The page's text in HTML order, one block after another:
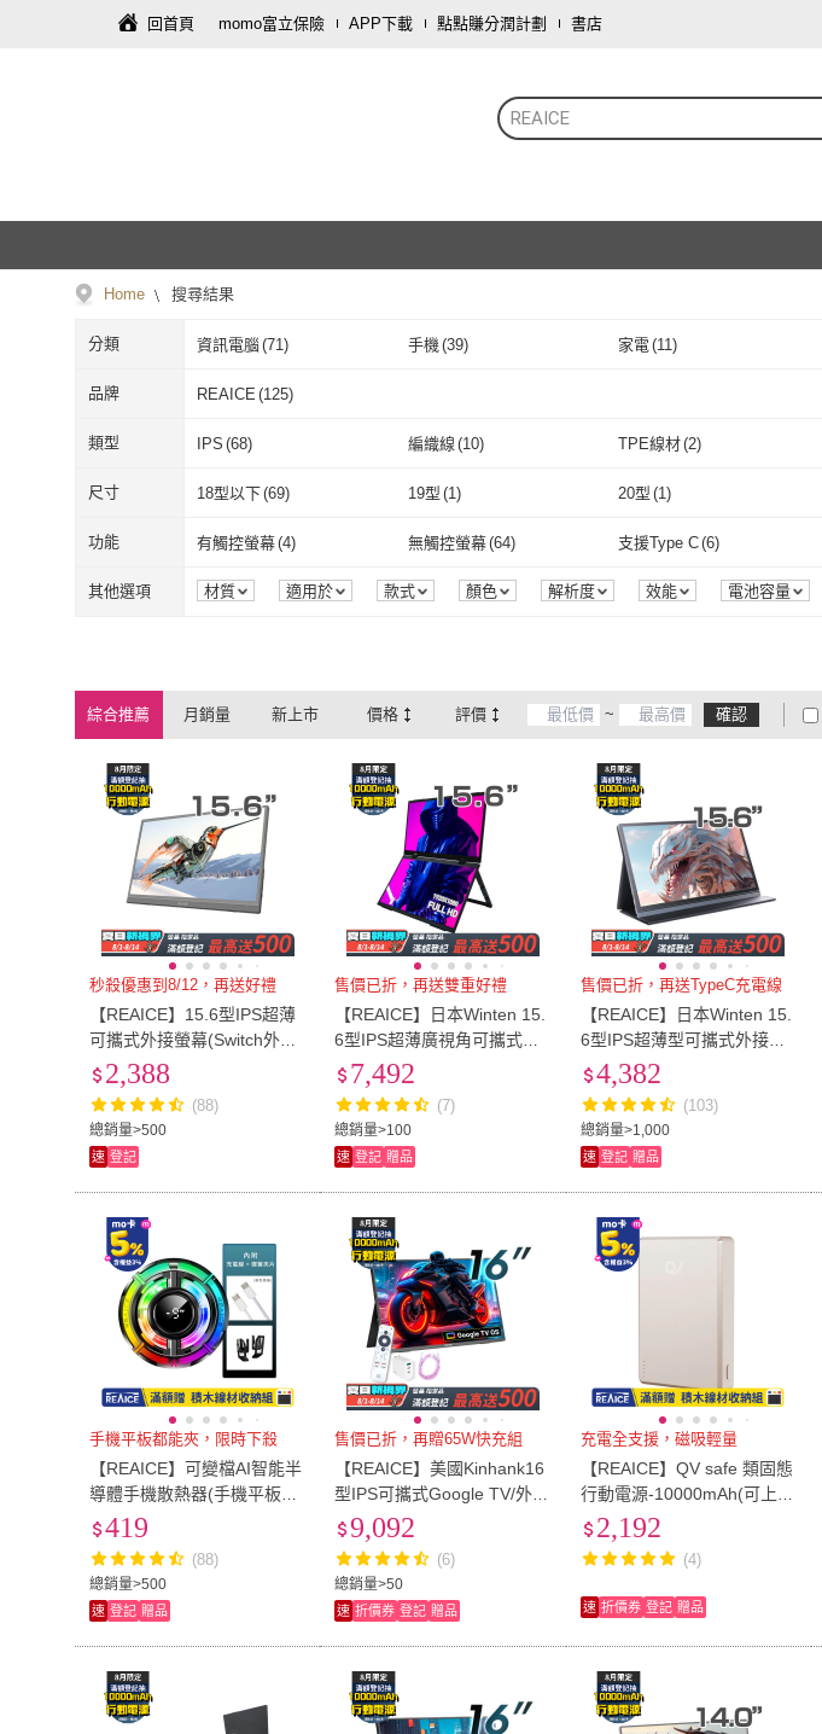
回首頁 momo富立保險 APP下載 點點賺分潤計劃 書店
REAICE
Home 搜尋結果
分類 資訊電腦(71) 手機(39) 家電 (11)
品牌 REAICE (125)
REAICE
類型 IPS (68) 編織線 (10) TPE線材(2)
110V轉220V( 桌面 (6)
IPS (68) 編織線 TPE線材
110V轉220V 桌面(6)
尺寸 18型以下(69) 19型 (1) 20型 (1)
1米~2米(12) 60CM以下(6) 4吋~4.4吋(5)
18型以下(69 19型(1) 20型 (1)
1米~2米 12) 60CM以下 4吋~4.4吋(5)
功能 有觸控螢幕(4) 無觸控螢幕(64) 支援Type C(6)
藍芽遙控 無線搖控(1) 其他(1)
有觸控螢幕(4) 無觸控螢幕 ) 支援Type C(6)
其他選項 材質 適用於 款式 顏色 解析度 效能 電池容量
綜合推薦 月銷量 新上市 價格 評價 ~ 確認
秒殺優惠到8/12，再送好禮
【REAICE】15.6型IPS超薄
可攜式外接螢幕(Switch外接
螢幕/Type-C/可攜式螢幕/攜
帶式電腦螢幕)
總銷量>500
2,388
(88)
速 登記
售價已折，再送雙重好禮
【REAICE】日本Winten 15.
6型IPS超薄廣視角可攜式雙
屏螢幕(Switch可攜式螢幕/F
HD/移動式/HDMI/Type-C)
總銷量>100
7,492
(7)
速 登記 贈品
售價已折，再送TypeC充電線
【REAICE】日本Winten 15.
6型IPS超薄型可攜式外接螢
幕(Switch外接螢幕/Type-C/
可攜式螢幕/攜帶式電腦螢幕)
總銷量>1,000
4,382
(103)
速 登記 贈品
手機平板都能夾，限時下殺
【REAICE】可變檔AI智能半
導體手機散熱器(手機平板降
溫神器/吃雞神器/冷卻器/製
總銷量>500
419
(88)
速 登記 贈品
售價已折，再贈65W快充組
【REAICE】美國Kinhank16
型IPS可攜式Google TV/外接
螢幕-K16Pro(Switch/移動式
顯示器/遙控器/智慧聯網)
總銷量>50
9,092
(6)
速 折價券 登記 贈品
充電全支援，磁吸輕量
【REAICE】QV safe 類固態
行動電源-10000mAh(可上飛
機/超薄磁吸/MagSafe/AirPo
ds/Watch)
2,192
(4)
速 折價券 登記 贈品